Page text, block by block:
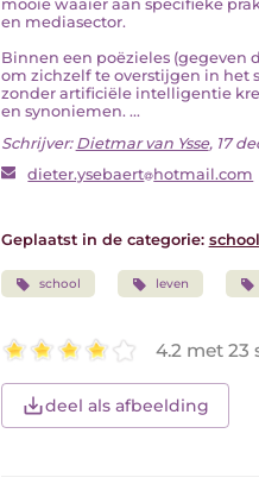
mooie waaier aan specifieke
en mediasector.
Binnen een poëzieles (gegeven
om zichzelf te overstijgen in het
zonder artificiële intelligentie
en synoniemen. ...
Schrijver: Dietmar van Ysse, 17
dieter.ysebaert hotmail.com
Geplaatst in de categorie: school
school leven
4.2 met 23
deel als afbeelding